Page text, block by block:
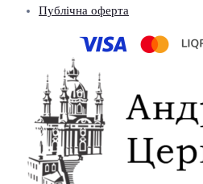
Публічна оферта